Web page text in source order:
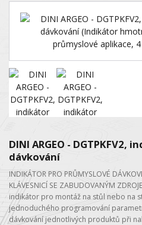
DINI ARGEO -
dávkování
INDIKÁTOR PRO PRŮMYSLOVÉ
KLÁVESNICÍ SE ZABUDOVANÝM
indikátor pro montáž na stůl nebo na
jednoduchého programování
dávkování jednotlivých produktů při